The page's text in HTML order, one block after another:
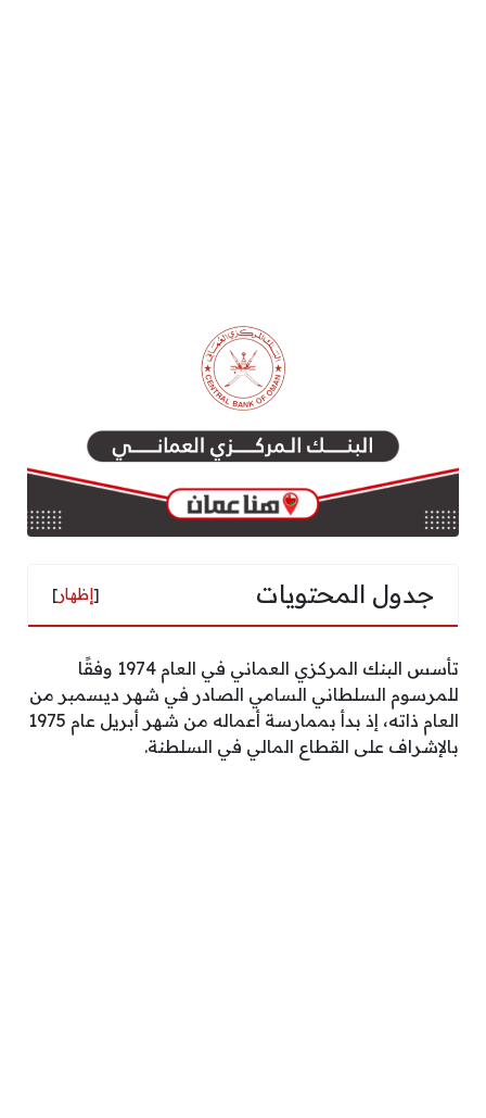
جدول المحتويات [إظهار]
تأسس البنك المركزي العماني في العام 1974 وفقًا
للمرسوم السلطاني السامي الصادر في شهر ديسمبر من
العام ذاته، إذ بدأ بممارسة أعماله من شهر أبريل عام 1975
بالإشراف على القطاع المالي في السلطنة.